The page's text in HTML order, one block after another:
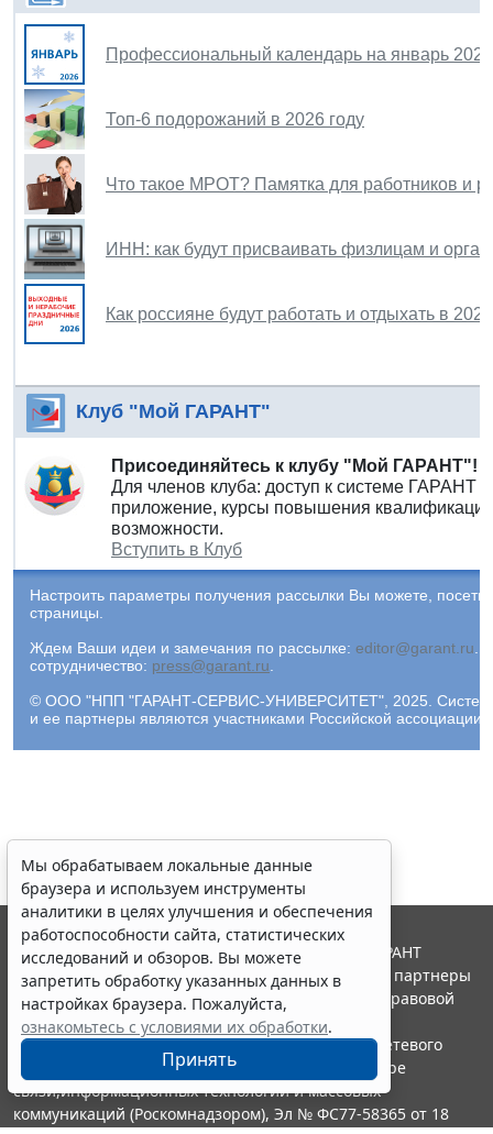
Профессиональный календарь на январь
Топ-6 подорожаний в 2026 году
Что такое МРОТ? Памятка для работников и
ИНН: как будут присваивать физлицам и
Как россияне будут работать и отдыхать в
Клуб "Мой ГАРАНТ"
Присоединяйтесь к клубу "Мой ГАРАНТ"!
Для членов клуба: доступ к системе ГАРАНТ
приложение, курсы повышения
возможности.
Вступить в Клуб
Настроить параметры получения рассылки Вы можете,
страницы.
Ждем Ваши идеи и замечания по рассылке: editor@garant.ru.
сотрудничество: press@garant.ru.
© ООО "НПП "ГАРАНТ-СЕРВИС-УНИВЕРСИТЕТ", 2025. Система
и ее партнеры являются участниками Российской
Мы обрабатываем локальные данные
браузера и используем инструменты
аналитики в целях улучшения и обеспечения
работоспособности сайта, статистических
исследований и обзоров. Вы можете
запретить обработку указанных данных в
настройках браузера. Пожалуйста,
ознакомьтесь с условиями их обработки.
Принять
© ООО "НПП "ГАРАНТ-СЕРВИС", 2026. Система ГАРАНТ
выпускается с 1990 года. Компания "Гарант" и ее партнеры
являются участниками Российской ассоциации правовой
информации ГАРАНТ.
Портал ГАРАНТ.РУ зарегистрирован в качестве сетевого
издания Федеральной службой по надзору в сфере
связи,информационных технологий и массовых
коммуникаций (Роскомнадзором), Эл № ФС77-58365 от 18